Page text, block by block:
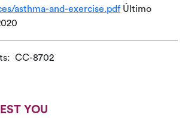
asthma-and-exercise.pdfÚltimo
CC-8702
YOU